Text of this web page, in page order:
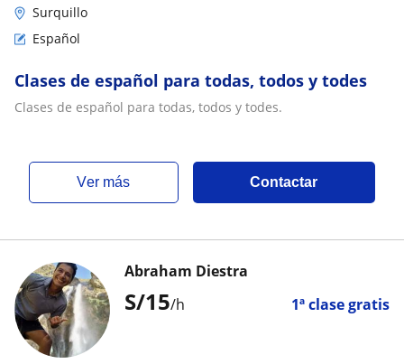
Surquillo
Español
Clases de español para todas, todos y todes
Clases de español para todas, todos y todes.
ver más Contactar
S/15/h 1ª clase gratis
Abraham Diestra